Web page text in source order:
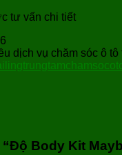
tư vấn chi tiết
dịch vụ chăm sóc ô tô
Body Kit